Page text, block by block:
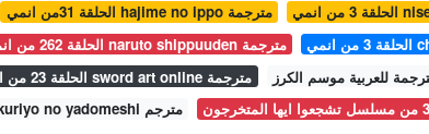
الحلقة 31من انمي hajime no ippo مترجمة
الحلقة 262 من انمي naruto shippuuden مترجمة
الحلقة 23 من انمي sword art online مترجمة
الحلقة 26 من kakuriyo no yadomeshi مترجم